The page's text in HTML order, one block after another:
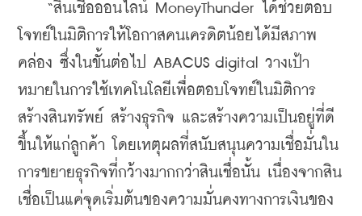
“สินเชื่อออนไลน์ MoneyThunder ได้ช่วยตอบ
โจทย์ในมิติการให้โอกาสคนเครดิตน้อยได้มีสภาพ
คล่อง ซึ่งในขั้นต่อไป ABACUS digital วางเป้า
หมายในการใช้เทคโนโลยีเพื่อตอบโจทย์ในมิติการ
สร้างสินทรัพย์ สร้างธุรกิจ และสร้างความเป็นอยู่ที่ดี
ขึ้นให้แก่ลูกค้า โดยเหตุผลที่สนับสนุนความเชื่อมั่นใน
การขยายธุรกิจที่กว้างมากกว่าสินเชื่อนั้น เนื่องจากสิน
เชื่อเป็นแค่จุดเริ่มต้นของความมั่นคงทางการเงินของ